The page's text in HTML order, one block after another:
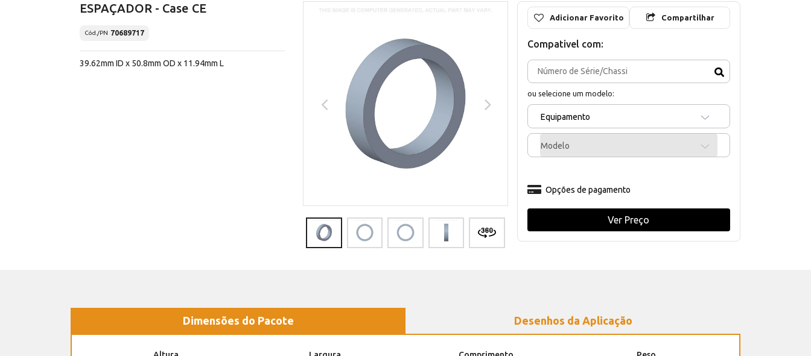
ESPAÇADOR - Case CE
Cód./PN 70689717
39.62mm ID x 50.8mm OD x 11.94mm L
Adicionar Favorito Compartilhar
Compativel com:
ou selecione um modelo:
Equipamento
Modelo
Opções de pagamento
Ver Preço
Dimensões do Pacote Desenhos da Aplicação